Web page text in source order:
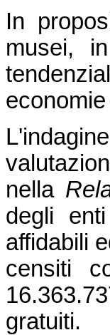
In
musei,
nella
degli
affidabili
censiti
gratuiti.